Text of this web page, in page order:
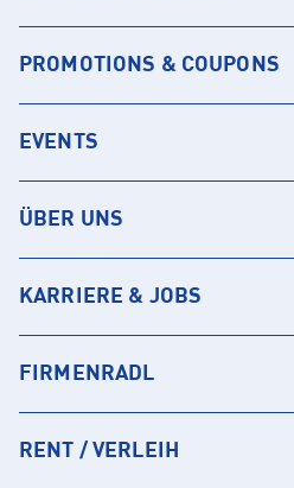
PROMOTIONS & COUPONS
EVENTS
ÜBER UNS
KARRIERE & JOBS
FIRMENRADL
RENT / VERLEIH